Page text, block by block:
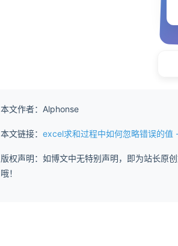
本文作者：Alphonse
本文链接： excel求和过程中如何忽略错误的
版权声明：如博文中无特别声明，即为站长原
哦！